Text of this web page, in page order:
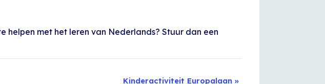
helpen met het leren van Nederlands? Stuur dan een
Kinderactiviteit Europalaan »